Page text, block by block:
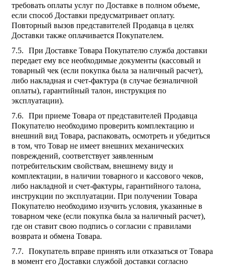
требовать оплаты услуг по Доставке в полном объеме,
если способ Доставки предусматривает оплату.
Повторный вызов представителей Продавца в целях
Доставки также оплачивается Покупателем.
При Доставке Товара Покупателю служба доставки
передает ему все необходимые документы (кассовый и
товарный чек (если покупка была за наличный расчет),
либо накладная и счет-фактура (в случае безналичной
оплаты), гарантийный талон, инструкция по
эксплуатации).
При приеме Товара от представителей Продавца
Покупателю необходимо проверить комплектацию и
внешний вид Товара, распаковать, осмотреть и убедиться
в том, что Товар не имеет внешних механических
повреждений, соответствует заявленным
потребительским свойствам, внешнему виду и
комплектации, в наличии товарного и кассового чеков,
либо накладной и счет-фактуры, гарантийного талона,
инструкции по эксплуатации. При получении Товара
Покупателю необходимо изучить условия, указанные в
товарном чеке (если покупка была за наличный расчет),
где он ставит свою подпись о согласии с правилами
возврата и обмена Товара.
Покупатель вправе принять или отказаться от Товара
в момент его Доставки службой доставки согласно